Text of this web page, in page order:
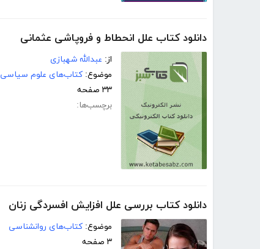
دانلود کتاب علل انحطاط و فروپاشی عثمانی
از: عبدالله شهبازی
موضوع: کتاب‌های علوم سیاسی
۳۳ صفحه
برچسب‌ها:
دانلود کتاب بررسی علل افزایش افسردگی زنان
موضوع: کتاب‌های روانشناسی
۳ صفحه